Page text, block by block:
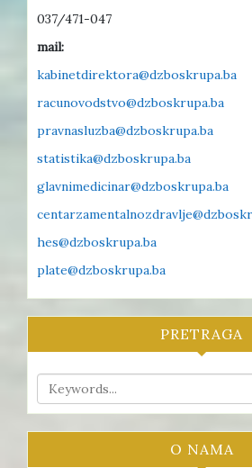
037/471-047
mail:
kabinetdirektora@dzboskrupa.ba
racunovodstvo@dzboskrupa.ba
pravnasluzba@dzboskrupa.ba
statistika@dzboskrupa.ba
glavnimedicinar@dzboskrupa.ba
hes@dzboskrupa.ba
plate@dzboskrupa.ba
PRETRAGA
O NAMA